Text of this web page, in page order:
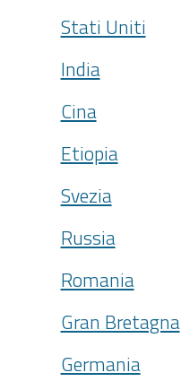
Stati Uniti
India
Cina
Etiopia
Svezia
Russia
Romania
Gran Bretagna
Germania